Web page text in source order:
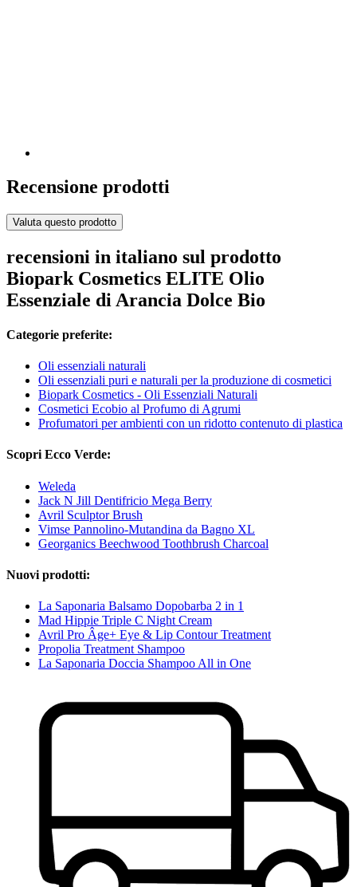
Recensione prodotti
Valuta questo prodotto
recensioni in italiano sul prodotto
Biopark Cosmetics ELITE Olio
Essenziale di Arancia Dolce Bio
Categorie preferite:
Oli essenziali naturali
Oli essenziali puri e naturali per la produzione di cosmetici
Biopark Cosmetics - Oli Essenziali Naturali
Cosmetici Ecobio al Profumo di Agrumi
Profumatori per ambienti con un ridotto contenuto di plastica
Scopri Ecco Verde:
Weleda
Jack N Jill Dentifricio Mega Berry
Avril Sculptor Brush
Vimse Pannolino-Mutandina da Bagno XL
Georganics Beechwood Toothbrush Charcoal
Nuovi prodotti:
La Saponaria Balsamo Dopobarba 2 in 1
Mad Hippie Triple C Night Cream
Avril Pro Âge+ Eye & Lip Contour Treatment
Propolia Treatment Shampoo
La Saponaria Doccia Shampoo All in One